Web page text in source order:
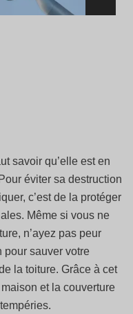
savoir qu’elle est en
éviter sa destruction
c’est de la protéger
Même si vous ne
n’ayez pas peur
pour sauver votre
la toiture. Grâce à cet
et la couverture